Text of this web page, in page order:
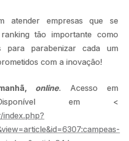
atender empresas que se
tão importante como
para parabenizar cada um
com a inovação!
online. Acesso em
Disponível em <
index.php?